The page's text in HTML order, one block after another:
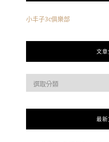
小丰子3c俱樂部
文
最